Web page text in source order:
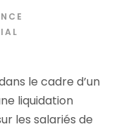
le cadre d’un
liquidation
les salariés de